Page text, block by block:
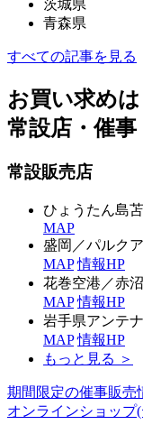
茨城県
青森県
すべての記事を見る
お買い求めは
常設店・催
常設販売店
ひょうたん島
MAP
盛岡／パルク
MAP 情報HP
花巻空港／赤
MAP 情報HP
岩手県アンテ
MAP 情報HP
もっと見る ＞
期間限定の催事販売
オンラインショップ